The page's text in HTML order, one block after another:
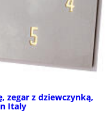
zegar z dziewczynką,
Italy